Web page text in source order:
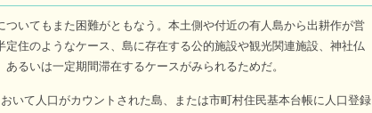
いてもまた困難がともなう。本土側や付近の有人島から出耕作が営
住のようなケース、島に存在する公的施設や観光関連施設、神社仏
るいは一定期間滞在するケースがみられるためだ。
いて人口がカウントされた島、または市町村住民基本台帳に人口登録